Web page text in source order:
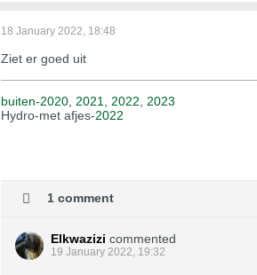
18 January 2022, 18:48
Ziet er goed uit
buiten-2020 2021 2022
2023
Hydro-met afjes-2022
1 comment
Elkwazizi commented
19 January 2022, 19:32